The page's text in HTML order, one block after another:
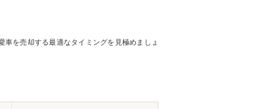
を売却する最適なタイミングを見極めましょ